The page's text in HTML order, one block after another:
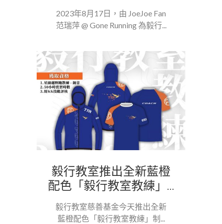
2023年8月17日，由 JoeJoe Fan
范瑞萍 @ Gone Running 為毅行...
毅行教室推出全新藍橙
配色「毅行教室教練」...
毅行教室慈善基金今天推出全新
藍橙配色「毅行教室教練」制...